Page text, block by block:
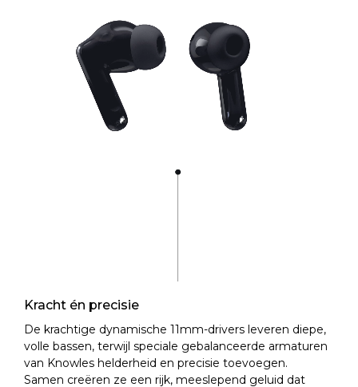
Kracht én precisie
De krachtige dynamische 11mm-drivers leveren diepe,
volle bassen, terwijl speciale gebalanceerde armaturen
van Knowles helderheid en precisie toevoegen.
Samen creëren ze een rijk, meeslepend geluid dat